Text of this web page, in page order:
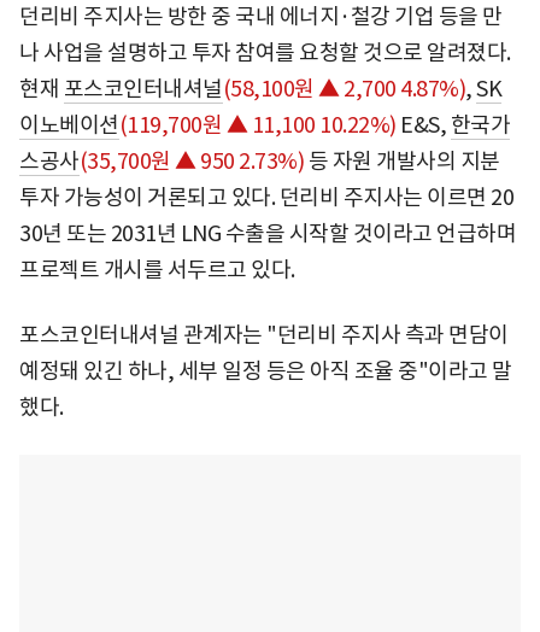
던리비 주지사는 방한 중 국내 에너지·철강 기업 등을 만
나 사업을 설명하고 투자 참여를 요청할 것으로 알려졌다.
현재 포스코인터내셔널(58,100원 ▲ 2,700 4.87%),SK
이노베이션(119,700원 ▲ 11,100 10.22%) E&S, 한국가
스공사(35,700원 ▲ 950 2.73%) 등 자원 개발사의 지분
투자 가능성이 거론되고 있다. 던리비 주지사는 이르면 20
30년 또는 2031년 LNG 수출을 시작할 것이라고 언급하며
프로젝트 개시를 서두르고 있다.
포스코인터내셔널 관계자는 "던리비 주지사 측과 면담이
예정돼 있긴 하나, 세부 일정 등은 아직 조율 중"이라고 말
했다.